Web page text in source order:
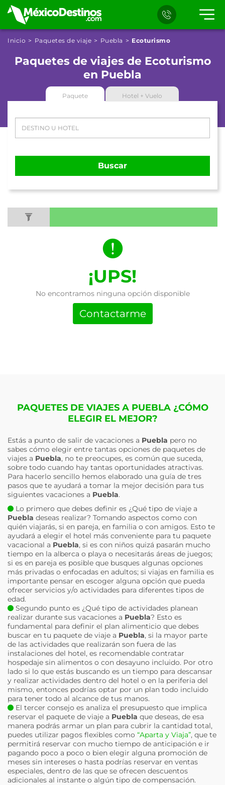
Inicio Paquetes de viaje Puebla Ecoturismo
Paquetes de viajes de Ecoturismo
en Puebla
Paquete Hotel + Vuelo
Buscar
¡UPS!
No encontramos ninguna opción disponible
Contactarme
PAQUETES DE VIAJES A PUEBLA ¿CÓMO
ELEGIR EL MEJOR?
Estás a punto de salir de vacaciones a Puebla pero no
sabes cómo elegir entre tantas opciones de paquetes de
viajes a Puebla, no te preocupes, es común que suceda,
sobre todo cuando hay tantas oportunidades atractivas.
Para hacerlo sencillo hemos elaborado una guía de tres
pasos que te ayudará a tomar la mejor decisión para tus
siguientes vacaciones a Puebla.
Lo primero que debes definir es ¿Qué tipo de viaje a
Puebla deseas realizar? Tomando aspectos como con
quién viajarás, si en pareja, en familia o con amigos. Esto te
ayudará a elegir el hotel más conveniente para tu paquete
vacacional a Puebla, si es con niños quizá pasarán mucho
tiempo en la alberca o playa o necesitarás áreas de juegos;
si es en pareja es posible que busques algunas opciones
más privadas o enfocadas en adultos; si viajas en familia es
importante pensar en escoger alguna opción que pueda
ofrecer servicios y/o actividades para diferentes tipos de
edad.
Segundo punto es ¿Qué tipo de actividades planean
realizar durante sus vacaciones a Puebla? Esto es
fundamental para definir el plan alimenticio que debes
buscar en tu paquete de viaje a Puebla, si la mayor parte
de las actividades que realizarán son fuera de las
instalaciones del hotel, es recomendable contratar
hospedaje sin alimentos o con desayuno incluido. Por otro
lado si lo que estás buscando es un tiempo para descansar
y realizar actividades dentro del hotel o en la periferia del
mismo, entonces podrías optar por un plan todo incluido
para tener todo al alcance de tus manos.
El tercer consejo es analiza el presupuesto que implica
reservar el paquete de viaje a Puebla que deseas, de esa
manera podrás armar un plan para cubrir la cantidad total,
puedes utilizar pagos flexibles como “Aparta y Viaja”, que te
permitirá reservar con mucho tiempo de anticipación e ir
pagando poco a poco o bien elegir alguna promoción de
meses sin intereses o hasta podrías reservar en ventas
especiales, dentro de las que se ofrecen descuentos
adicionales al instante o algún tipo de compensación.